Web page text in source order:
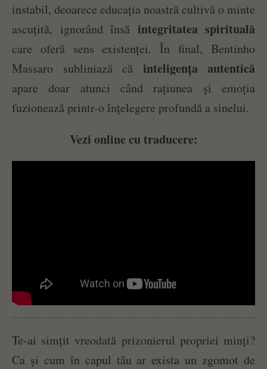
instabil, deoarece educația noastră cultivă o minte
ascuțită, ignorând însă integritatea spirituală
care oferă sens existenței. În final, Bentinho
Massaro subliniază că inteligența autentică
apare doar atunci când rațiunea și emoția
fuzionează printr-o înțelegere profundă a sinelui.
Vezi online cu traducere:
Te-ai simțit vreodată prizonierul propriei minți?
Ca și cum în capul tău ar exista un zgomot de